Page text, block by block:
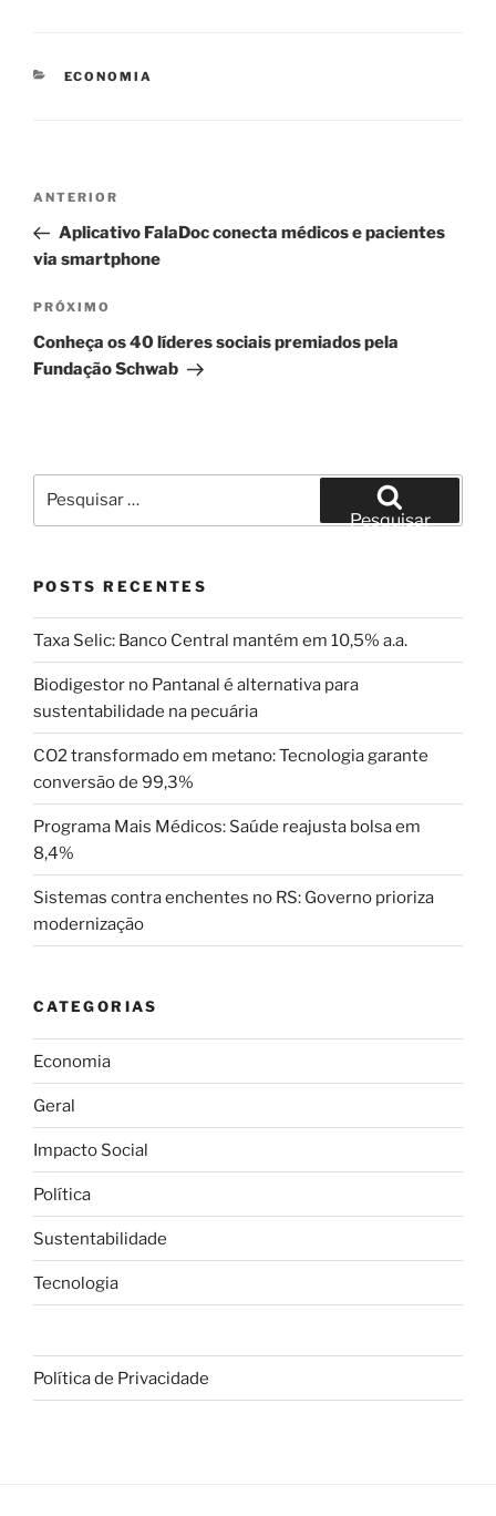
CATEGORIAS
ECONOMIA
Navegação
Post
Post
anterior
ANTERIOR
Aplicativo FalaDoc conecta médicos e pacientes
via smartphone
Próximo
post
PRÓXIMO
Conheça os 40 líderes sociais premiados pela
Fundação Schwab
por:
Pesquisar
POSTS RECENTES
Taxa Selic: Banco Central mantém em 10,5% a.a.
Biodigestor no Pantanal é alternativa para
sustentabilidade na pecuária
CO2 transformado em metano: Tecnologia garante
conversão de 99,3%
Programa Mais Médicos: Saúde reajusta bolsa em
8,4%
Sistemas contra enchentes no RS: Governo prioriza
modernização
CATEGORIAS
Economia
Geral
Impacto Social
Política
Sustentabilidade
Tecnologia
Política de Privacidade